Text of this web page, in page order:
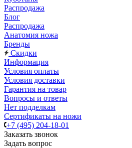
Распродажа
Блог
Распродажа
Анатомия ножа
Бренды
Скидки
Информация
Условия оплаты
Условия доставки
Гарантия на товар
Вопросы и ответы
Нет подделкам
Сертификаты на ножи
+7 (495) 204-18-01
Заказать звонок
Задать вопрос